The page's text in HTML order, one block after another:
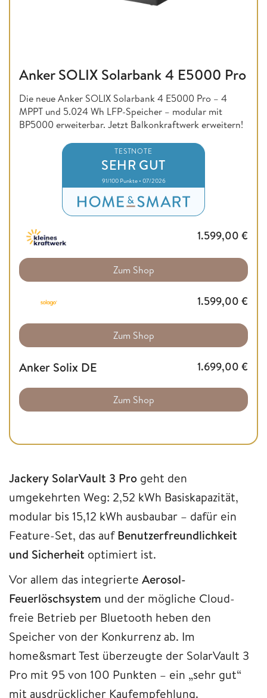
Anker SOLIX Solarbank 4 E5000 Pro
Die neue Anker SOLIX Solarbank 4 E5000 Pro – 4
MPPT und 5.024 Wh LFP-Speicher – modular mit
BP5000 erweiterbar. Jetzt Balkonkraftwerk erweitern!
TESTNOTE
SEHR GUT
91/100 Punkte • 07/2026
1.599,00 €
Zum Shop
1.599,00 €
Zum Shop
Anker Solix DE 1.699,00 €
Zum Shop
Jackery SolarVault 3 Pro geht den
umgekehrten Weg: 2,52 kWh Basiskapazität,
modular bis 15,12 kWh ausbaubar – dafür ein
Feature-Set, das aufBenutzerfreundlichkeit
und Sicherheit optimiert ist.
Vor allem das integrierte Aerosol-
Feuerlöschsystem und der mögliche Cloud-
freie Betrieb per Bluetooth heben den
Speicher von der Konkurrenz ab. Im
home&smart Test überzeugte der SolarVault 3
Pro mit 95 von 100 Punkten – ein „sehr gut“
mit ausdrücklicher Kaufempfehlung.